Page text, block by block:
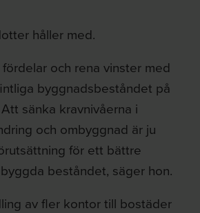
håller med.
och rena vinster med
byggnadsbeståndet på
sänka kravnivåerna i
och ombyggnad är ju
för ett bättre
beståndet, säger hon.
av fler kontor till bostäder